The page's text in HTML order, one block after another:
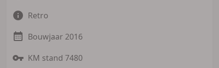
Retro
Bouwjaar 2016
KM stand 7480